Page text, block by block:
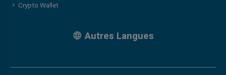
Crypto Wallet
Autres Langues